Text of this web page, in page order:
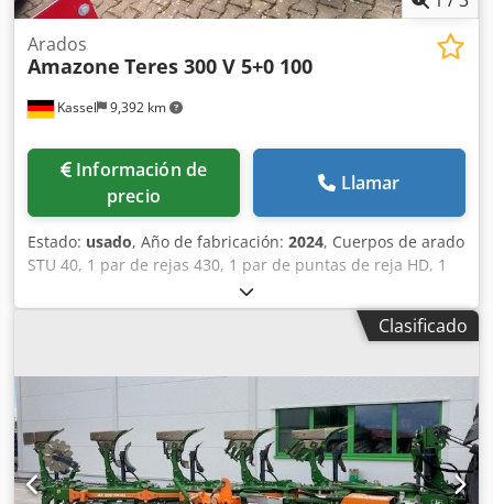
Kassel 9,392 km
Arados
Amazone Teres 300 V 5+0 100
Información de
precio
Llamar
Estado: usado, Año de fabricación: 2024, Cuerpos de arado
STU 40, 1 par de rejas 430, 1 par de puntas de reja HD, 1
par / vástago de abridor previo para altura de bastidor 80
para protección hidráulica contra sobrecarga, abridor
previo M2, 1 par / soportes para discos cortadores, disco
montaje de cuerpo con Codpfx Aot A Udysl Rerf
Clasificado